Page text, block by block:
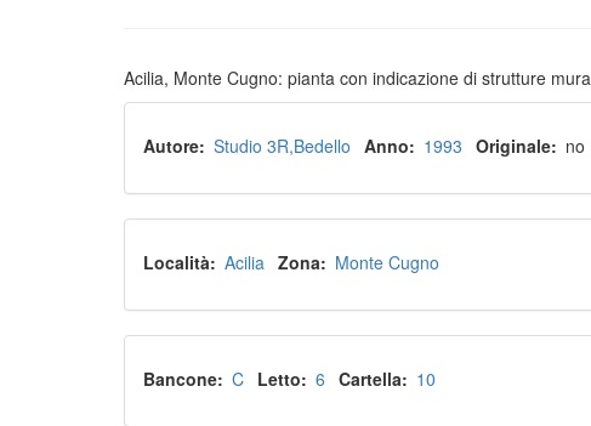
Acilia, Monte Cugno: pianta con indicazione di strutture
Autore Studio 3R Bedello Anno 1993 Originale no
Località Acilia Zona Monte Cugno
Bancone C Letto 6 Cartella 10